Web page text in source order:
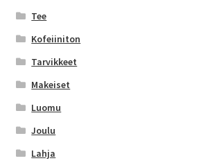
Tee
Kofeiiniton
Tarvikkeet
Makeiset
Luomu
Joulu
Lahja